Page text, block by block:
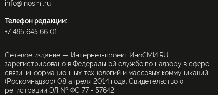
info@inosmi.ru
Телефон редакции:
+7 495 645 66 01
Сетевое издание — Интернет-проект ИноСМИ.RU
зарегистрировано в Федеральной службе по надзору в сфере
связи, информационных технологий и массовых коммуникаций
(Роскомнадзор) 08 апреля 2014 года. Свидетельство о
регистрации ЭЛ № ФС 77 - 57642